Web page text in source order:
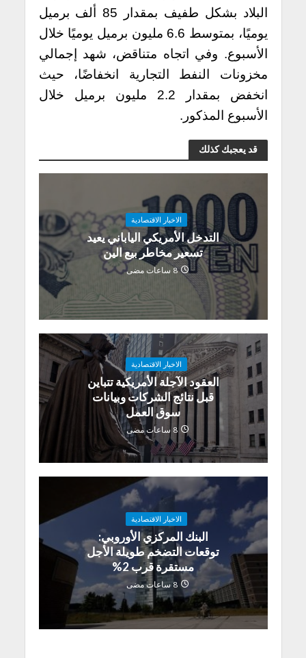
البلاد بشكل طفيف بمقدار 85 ألف برميل
يوميًا، بمتوسط 6.6 مليون برميل يوميًا خلال
الأسبوع. وفي اتجاه متناقض، شهد إجمالي
مخزونات النفط التجارية انخفاضًا، حيث
انخفض بمقدار 2.2 مليون برميل خلال
الأسبوع المذكور.
قد يعجبك كذلك
الاخبار الاقتصادية
التدخل الأمريكي الياباني يعيد
تسعير مخاطر بيع الين
8 ساعات مضى
الاخبار الاقتصادية
العقود الآجلة الأمريكية تتباين
قبل نتائج الشركات وبيانات
سوق العمل
8 ساعات مضى
الاخبار الاقتصادية
البنك المركزي الأوروبي:
توقعات التضخم طويلة الأجل
مستقرة قرب 2%
8 ساعات مضى